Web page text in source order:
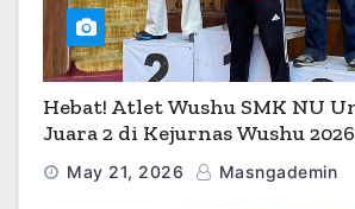
Hebat! Atlet Wushu SMK NU
Juara 2 di Kejurnas Wushu 2026
May 21, 2026 Masngademin